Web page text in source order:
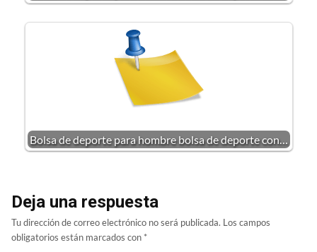
Bolsa de deporte para hombre bolsa de deporte con…
Deja una respuesta
Tu dirección de correo electrónico no será publicada. Los campos
obligatorios están marcados con *